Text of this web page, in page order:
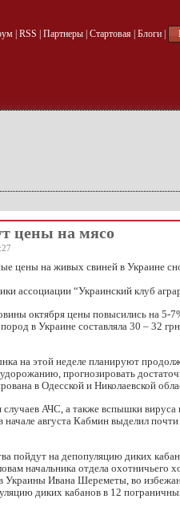
| RSS Партнеры| Стартовая| Блоги|
цены на мясо
цены на живых свиней в Украине
ассоциации “Украинский клуб
октября цены повысились на 5-
в Украине составляла 30 – 32
на этой неделе планируют
прогнозировать
в Одесской и Николаевской
АЧС, а также вспышки
начале августа Кабмин выделил
пойдут на депопуляцию диких
начальника отдела охотничьего
Украины Ивана Шереметы, во
диких кабанов в 12